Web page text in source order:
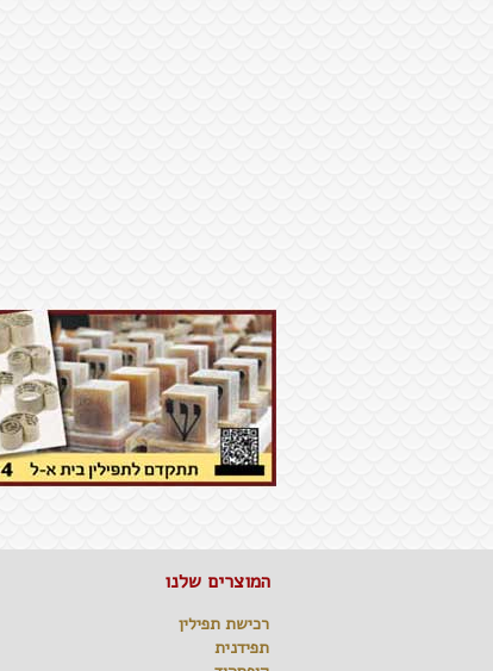
המוצרים שלנו
רכישת תפילין
תפידנית